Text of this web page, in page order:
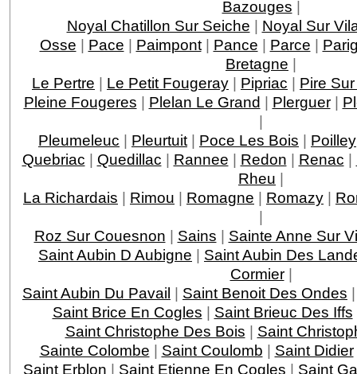
Bazouges |
Noyal Chatillon Sur Seiche | Noyal Sur
Osse | Pace | Paimpont| Pance | Parce |
Bretagne |
Le Pertre | Le Petit Fougeray | Pipriac | Pire
Pleine Fougeres | Plelan Le Grand | Plerguer|
|
Pleumeleuc | Pleurtuit | Poce Les Bois | Poilley
Quebriac | Quedillac | Rannee | Redon | Renac |
Rheu |
La Richardais | Rimou | Romagne | Romazy |
|
Roz Sur Couesnon | Sains | Sainte Anne Sur
Saint Aubin D Aubigne | Saint Aubin Des
Cormier|
Saint Aubin Du Pavail | Saint Benoit Des Ondes
Saint Brice En Cogles | Saint Brieuc Des Iffs
Saint Christophe Des Bois | Saint
Sainte Colombe | Saint Coulomb | Saint Didier
Saint Erblon | Saint Etienne En Cogles | Saint